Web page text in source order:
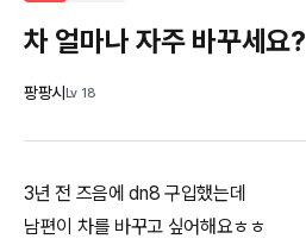
차 얼마나 자주 바꾸세요?
팡팡시 Lv 18
3년 전 즈음에 dn8 구입했는데
남편이 차를 바꾸고 싶어해요ㅎㅎ